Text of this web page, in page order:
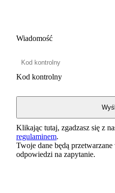
Wiadomość
Kod kontrolny
Klikając tutaj, zgadzasz się z
regulaminem.
Twoje dane będą
odpowiedzi na zapytanie.